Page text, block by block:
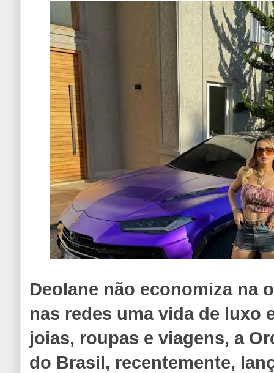
Deolane não economiza na
nas redes uma vida de luxo
joias, roupas e viagens, a
do Brasil, recentemente,